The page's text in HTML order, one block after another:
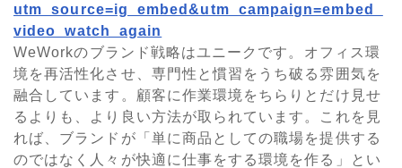
utm_source=ig_embed&utm_campaign=embed_
video_watch_again
WeWorkのブランド戦略はユニークです。オフィス環
境を再活性化させ、専門性と慣習をうち破る雰囲気を
融合しています。顧客に作業環境をちらりとだけ見せ
るよりも、より良い方法が取られています。これを見
れば、ブランドが「単に商品としての職場を提供する
のではなく人々が快適に仕事をする環境を作る」とい